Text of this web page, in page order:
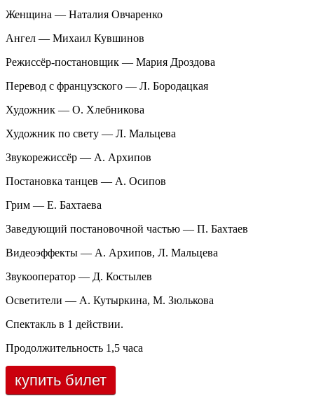
Женщина — Наталия Овчаренко
Ангел — Михаил Кувшинов
Режиссёр-постановщик — Мария Дроздова
Перевод с французского — Л. Бородацкая
Художник — О. Хлебникова
Художник по свету — Л. Мальцева
Звукорежиссёр — А. Архипов
Постановка танцев — А. Осипов
Грим — Е. Бахтаева
Заведующий постановочной частью — П. Бахтаев
Видеоэффекты — А. Архипов, Л. Мальцева
Звукооператор — Д. Костылев
Осветители — А. Кутыркина, М. Зюлькова
Спектакль в 1 действии.
Продолжительность 1,5 часа
купить билет